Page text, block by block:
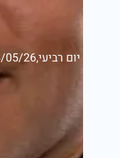
יום רביעי,06/05/26